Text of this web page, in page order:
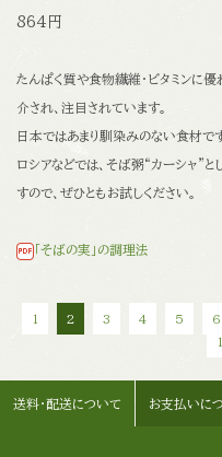
864円
たんぱく質や食物繊維・ビタミンに
介され、注目されています。
日本ではあまり馴染みのない食材で
ロシアなどでは、そば粥“カーシャ”と
すので、ぜひともお試しください。
「そばの実」の調理法
1 2 3 4 5 6
送料・配送について お支払いに